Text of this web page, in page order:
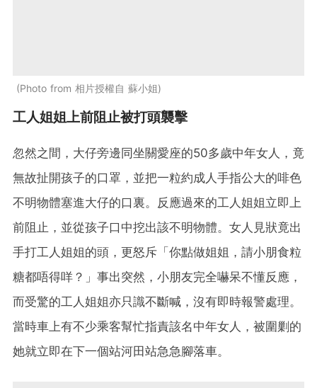
Photo from 相片授權自 蘇小姐
工人姐姐上前阻止被打頭襲擊
忽然之間，大仔旁邊同坐關愛座的50多歲中年女人，竟
無故扯開孩子的口罩，並把一粒約成人手指公大的啡色
不明物體塞進大仔的口裏。反應過來的工人姐姐立即上
前阻止，並從孩子口中挖出該不明物體。女人見狀竟出
手打工人姐姐的頭，更怒斥「你點做姐姐，請小朋食粒
糖都唔得咩？」事出突然，小朋友完全嚇呆不懂反應，
而受驚的工人姐姐亦只識不斷喊，沒有即時報警處理。
當時車上有不少乘客幫忙指責該名中年女人，被圍剿的
她就立即在下一個站河田站急急腳落車。